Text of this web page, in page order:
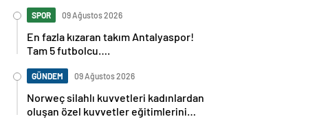
SPOR 09 Ağustos 2026
En fazla kızaran takım Antalyaspor!
Tam 5 futbolcu….
GÜNDEM 09 Ağustos 2026
Norweç silahlı kuvvetleri kadınlardan
oluşan özel kuvvetler eğitimlerini